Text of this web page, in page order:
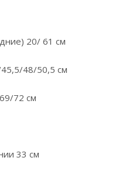
20/ 61 см
48/50,5 см
72 см
33 см